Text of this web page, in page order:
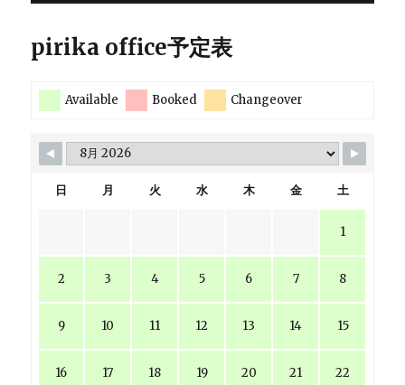
pirika office予定表
Available Booked Changeover
日 月 火 水 木 金 土
1
2 3 4 5 6 7 8
9 10 11 12 13 14 15
16 17 18 19 20 21 22